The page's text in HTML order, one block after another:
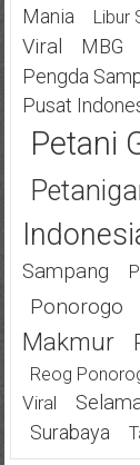
Mania
Libur
Viral
MBG
Pengda
Pusat
Petani
Sampang
Ponorogo
Makmur
Reog
Viral
Surabaya